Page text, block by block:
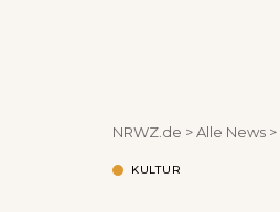
NRWZ.de >Alle News >
KULTUR